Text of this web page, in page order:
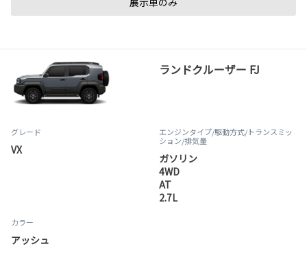
ランドクルーザー FJ
グレード
VX
エンジンタイプ/駆動方式/トランスミッ
ション/排気量
ガソリン
4WD
AT
2.7L
カラー
アッシュ